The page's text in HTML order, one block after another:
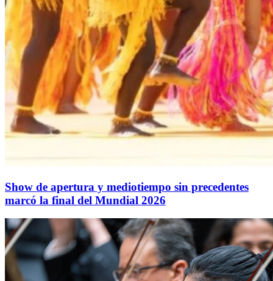
Show de apertura y mediotiempo sin precedentes
marcó la final del Mundial 2026